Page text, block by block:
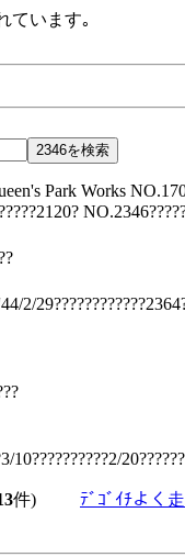
ています｡
Park Works
2/
件) ﾃﾞｺﾞｲﾁよく